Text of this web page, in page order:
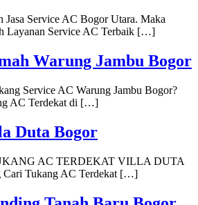
Jasa Service AC Bogor Utara. Maka
Layanan Service AC Terbaik […]
Warung Jambu Bogor
Service AC Warung Jambu Bogor?
AC Terdekat di […]
Duta Bogor
AC TERDEKAT VILLA DUTA
Cari Tukang AC Terdekat […]